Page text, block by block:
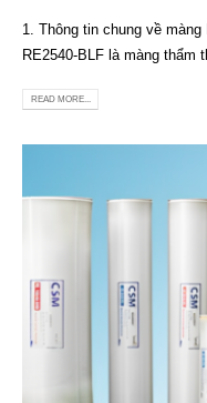
1. Thông tin chung về
RE2540-BLF là màng thẩm
READ MORE...